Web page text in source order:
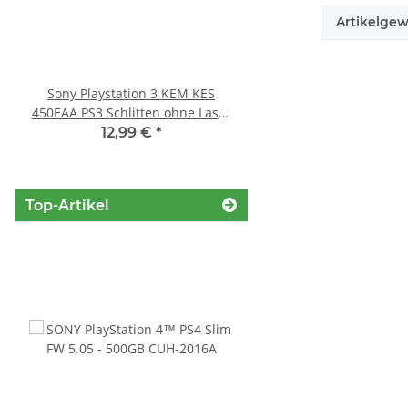
Sony Playstation 3 KEM KES
450EAA PS3 Schlitten ohne Laser
Blu-Ray Laufwerk 320
12,99 € *
Top-Artikel